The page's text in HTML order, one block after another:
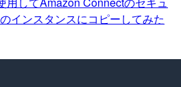
インスタンスにコピーしてみた